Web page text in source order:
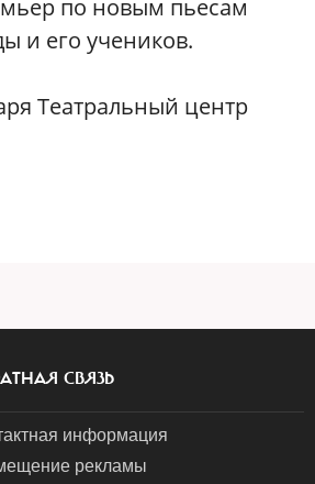
по новым пьесам
и его учеников.
Театральный центр
СВЯЗЬ
информация
рекламы